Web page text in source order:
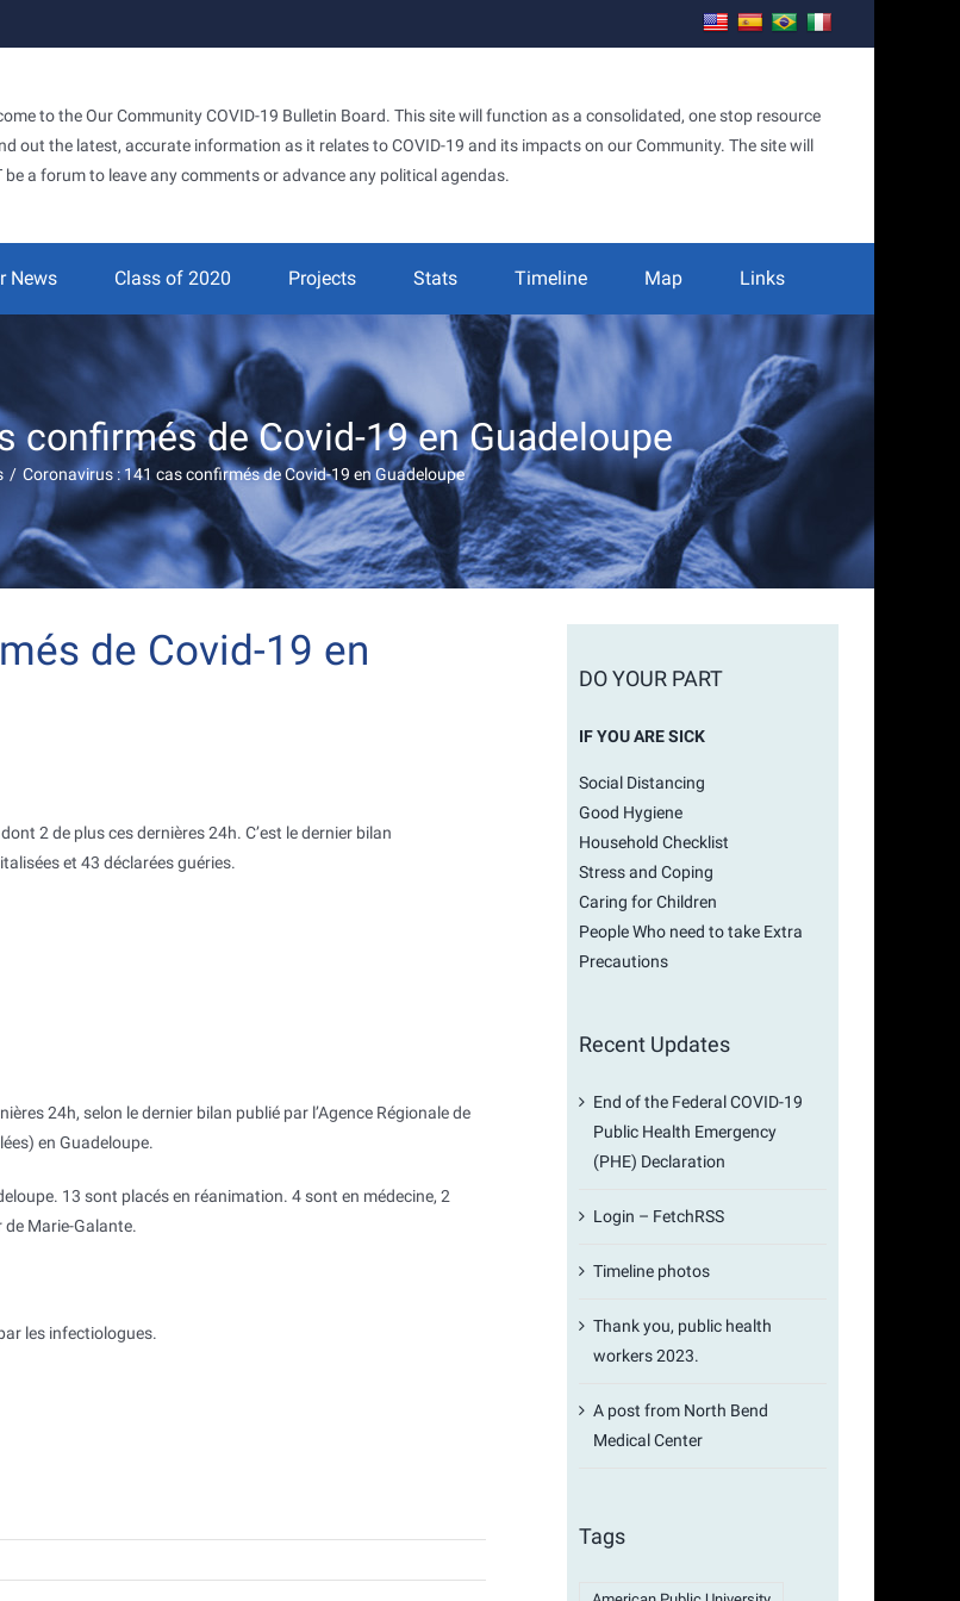
to the Our Community COVID-19 Bulletin Board. This site will function as a consolidated, one stop resource
out the latest, accurate information as it relates to COVID-19 and its impacts on our Community. The site will
be a forum to leave any comments or advance any political agendas.
News Class of 2020 Projects Stats Timeline Map Links
confirmés de Covid-19 en Guadeloupe
/ Coronavirus : 141 cas confirmés de Covid-19 en Guadeloupe
de Covid-19 en
2 de plus ces dernières 24h. C’est le dernier bilan
et 43 déclarées guéries.
24h, selon le dernier bilan publié par l’Agence Régionale de
en Guadeloupe.
13 sont placés en réanimation. 4 sont en médecine, 2
Marie-Galante.
les infectiologues.
DO YOUR PART
IF YOU ARE SICK
Social Distancing
Good Hygiene
Household Checklist
Stress and Coping
Caring for Children
People Who need to take Extra
Precautions
Recent Updates
End of the Federal COVID-19
Public Health Emergency
(PHE) Declaration
Login – FetchRSS
Timeline photos
Thank you, public health
workers 2023.
A post from North Bend
Medical Center
Tags